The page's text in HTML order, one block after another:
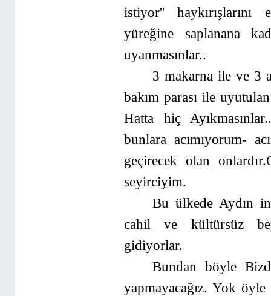
istiyor''
yüreğine saplanana
uyanmasınlar..
3 makarna ile ve 3
bakım parası ile
Hatta hiç
bunlara acımıyorum-
geçirecek olan
seyirciyim.
Bu ülkede Aydın
cahil ve kültürsüz
gidiyorlar.
Bundan böyle
yapmayacağız. Yok